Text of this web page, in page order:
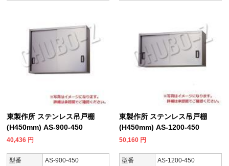
東製作所 ステンレス吊戸棚
(H450mm) AS-900-450
40,436 円
型番
AS-900-450
東製作所 ステンレス吊戸棚
(H450mm) AS-1200-450
50,160 円
型番
AS-1200-450